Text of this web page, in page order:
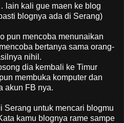
lain kali gue maen ke blog
blognya ada di Serang)
pun mencoba menunaikan
bertanya sama orang-
nihil.
dia kembali ke Timur
membuka komputer dan
akun FB nya.
Serang untuk mencari blogmu
kamu blognya rame sampe